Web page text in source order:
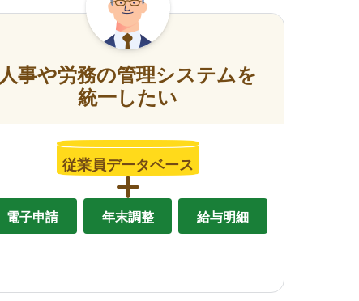
人事や労務の管理システムを
統一したい
従業員データベース
電子申請 年末調整 給与明細